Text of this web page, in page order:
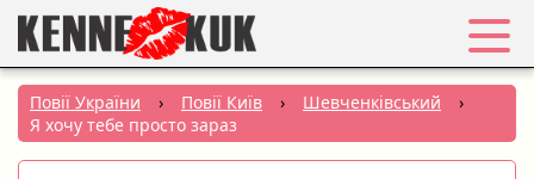
Обране
Вхід
Повії України › Повії Київ › Шевченківський
›
Я хочу тебе просто зараз